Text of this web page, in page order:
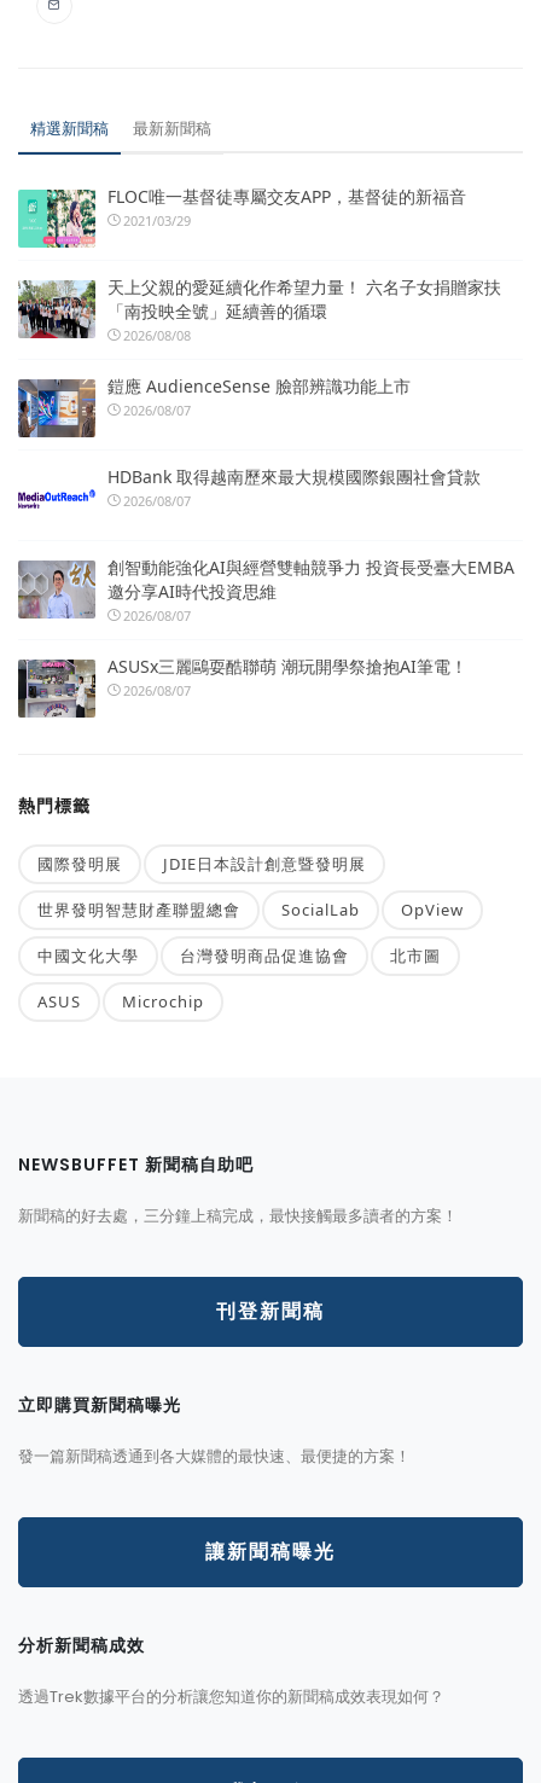
精選新聞稿 最新新聞稿
FLOC唯一基督徒專屬交友APP，基督徒的新福音
2021/03/29
天上父親的愛延續化作希望力量！ 六名子女捐贈家扶
「南投映全號」延續善的循環
2026/08/08
鎧應 AudienceSense 臉部辨識功能上市
2026/08/07
HDBank 取得越南歷來最大規模國際銀團社會貸款
2026/08/07
創智動能強化AI與經營雙軸競爭力 投資長受臺大EMBA
邀分享AI時代投資思維
2026/08/07
ASUSx三麗鷗耍酷聯萌 潮玩開學祭搶抱AI筆電！
2026/08/07
熱門標籤
國際發明展 JDIE日本設計創意暨發明展
世界發明智慧財產聯盟總會 SocialLab OpView
中國文化大學 台灣發明商品促進協會 北市圖
ASUS Microchip
NEWSBUFFET 新聞稿自助吧
新聞稿的好去處，三分鐘上稿完成，最快接觸最多讀者的方案！
刊登新聞稿
立即購買新聞稿曝光
發一篇新聞稿透通到各大媒體的最快速、最便捷的方案！
讓新聞稿曝光
分析新聞稿成效
透過Trek數據平台的分析讓您知道你的新聞稿成效表現如何？